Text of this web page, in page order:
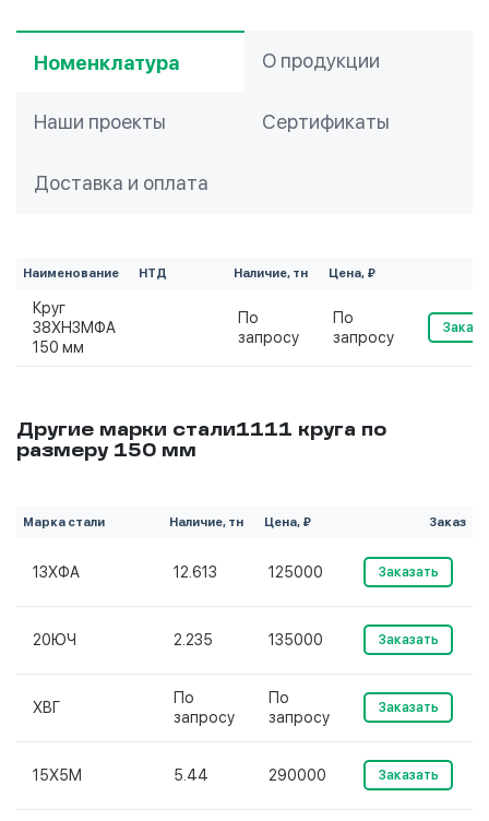
Номенклатура О продукции
Наши проекты Сертификаты
Доставка и оплата
Наименование НТД Наличие, тн Цена, ₽
Круг
38ХН3МФА
150 мм
По
запросу
По
запросу
Другие марки стали1111 круга по
размеру 150 мм
Марка стали Наличие, тн Цена, ₽ Заказ
13ХФА 12.613 125000 Заказать
20ЮЧ 2.235 135000 Заказать
ХВГ
По
запросу
По
запросу
Заказать
15Х5М 5.44 290000 Заказать